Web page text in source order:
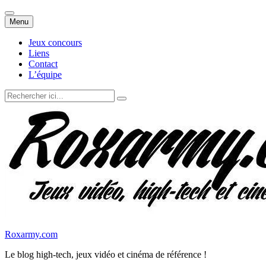
Menu Aller
au
contenu
Jeux concours
Liens
Contact
L’équipe
Recherche
pour
Roxarmy.com
Le blog high-tech, jeux vidéo et cinéma de référence !